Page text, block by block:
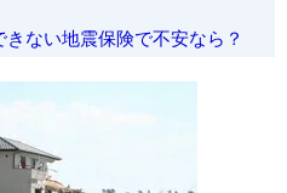
きない地震保険で不安なら？